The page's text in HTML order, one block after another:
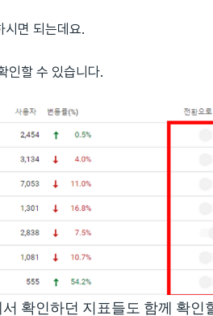
시면 되는데요.
인할 수 있습니다.
확인하던 지표들도 함께 확인